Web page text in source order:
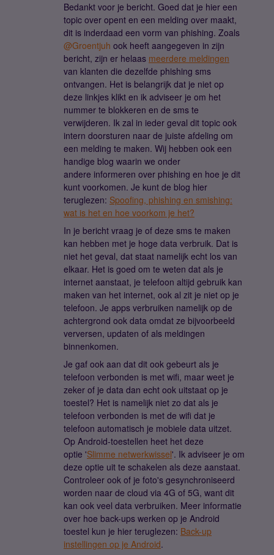
Bedankt voor je bericht. Goed dat je hier een
topic over opent en een melding over maakt,
dit is inderdaad een vorm van phishing. Zoals ​
@Groentjuh ook heeft aangegeven in zijn
bericht, zijn er helaas meerdere meldingen
van klanten die dezelfde phishing sms
ontvangen. Het is belangrijk dat je niet op
deze linkjes klikt en ik adviseer je om het
nummer te blokkeren en de sms te
verwijderen. Ik zal in ieder geval dit topic ook
intern doorsturen naar de juiste afdeling om
een melding te maken. Wij hebben ook een
handige blog waarin we onder
andere informeren over phishing en hoe je dit
kunt voorkomen. Je kunt de blog hier
teruglezen: Spoofing, phishing en smishing:
wat is het en hoe voorkom je het?
In je bericht vraag je of deze sms te maken
kan hebben met je hoge data verbruik. Dat is
niet het geval, dat staat namelijk echt los van
elkaar. Het is goed om te weten dat als je
internet aanstaat, je telefoon altijd gebruik kan
maken van het internet, ook al zit je niet op je
telefoon. Je apps verbruiken namelijk op de
achtergrond ook data omdat ze bijvoorbeeld
verversen, updaten of als meldingen
binnenkomen.
Je gaf ook aan dat dit ook gebeurt als je
telefoon verbonden is met wifi, maar weet je
zeker of je data dan echt ook uitstaat op je
toestel? Het is namelijk niet zo dat als je
telefoon verbonden is met de wifi dat je
telefoon automatisch je mobiele data uitzet.
Op Android-toestellen heet het deze
optie 'Slimme netwerkwissel'. Ik adviseer je om
deze optie uit te schakelen als deze aanstaat.
Controleer ook of je foto's gesynchroniseerd
worden naar de cloud via 4G of 5G, want dit
kan ook veel data verbruiken. Meer informatie
over hoe back-ups werken op je Android
toestel kun je hier teruglezen: Back-up
instellingen op je Android.